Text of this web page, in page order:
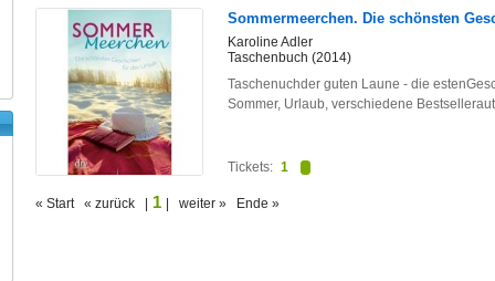
Sommermeerchen. Die schönsten
Karoline Adler
Taschenbuch (2014)
Taschenuchder guten Laune - die
Sommer, Urlaub, verschiedene
Tickets: 1
« Start « zurück | 1 | weiter » Ende »